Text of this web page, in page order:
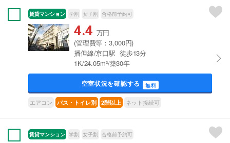
賃貸マンション 学割 女子割 合格前予約可
4.4 万円
(管理費等：3,000円)
播但線/京口駅 徒歩13分
1K/24.05m²/築30年
空室状況を確認する 無料
エアコン バス・トイレ別 2階以上 ネット接続可
賃貸マンション 学割 女子割 合格前予約可